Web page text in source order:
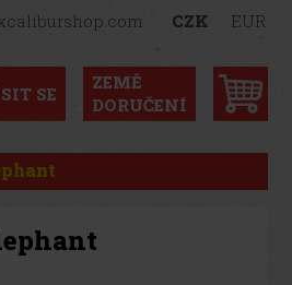
CZK EUR
SE
ZEMĚ
DORUČENÍ